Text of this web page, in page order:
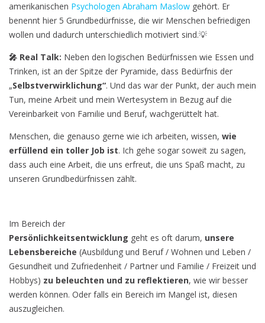
amerikanischen Psychologen Abraham Maslow gehört. Er
benennt hier 5 Grundbedürfnisse, die wir Menschen befriedigen
wollen und dadurch unterschiedlich motiviert sind.💡
🎤 Real Talk: Neben den logischen Bedürfnissen wie Essen und
Trinken, ist an der Spitze der Pyramide, dass Bedürfnis der
„Selbstverwirklichung“. Und das war der Punkt, der auch mein
Tun, meine Arbeit und mein Wertesystem in Bezug auf die
Vereinbarkeit von Familie und Beruf, wachgerüttelt hat.
Menschen, die genauso gerne wie ich arbeiten, wissen, wie
erfüllend ein toller Job ist. Ich gehe sogar soweit zu sagen,
dass auch eine Arbeit, die uns erfreut, die uns Spaß macht, zu
unseren Grundbedürfnissen zählt.
Im Bereich der
Persönlichkeitsentwicklung geht es oft darum, unsere
Lebensbereiche (Ausbildung und Beruf / Wohnen und Leben /
Gesundheit und Zufriedenheit / Partner und Familie / Freizeit und
Hobbys) zu beleuchten und zu reflektieren, wie wir besser
werden können. Oder falls ein Bereich im Mangel ist, diesen
auszugleichen.